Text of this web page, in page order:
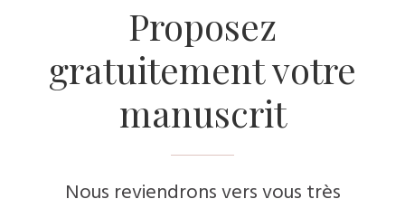
​Proposez
gratuitement votre
manuscrit